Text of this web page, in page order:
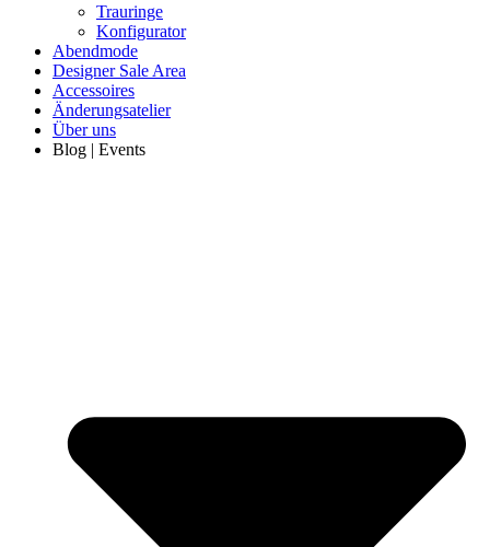
Trauringe
Konfigurator
Abendmode
Designer Sale Area
Accessoires
Änderungsatelier
Über uns
Blog | Events